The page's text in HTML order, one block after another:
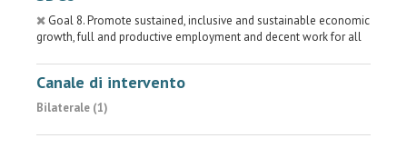
Goal 8. Promote sustained, inclusive and sustainable economic
growth, full and productive employment and decent work for all
Canale di intervento
Bilaterale (1)